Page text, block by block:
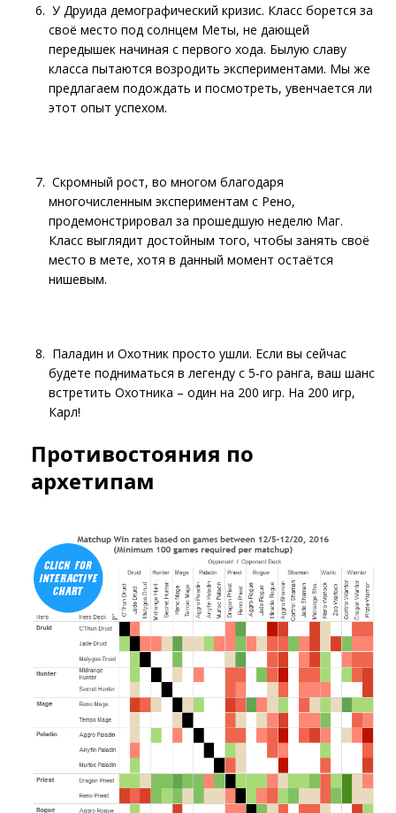
У Друида демографический кризис. Класс борется за
своё место под солнцем Меты, не дающей
передышек начиная с первого хода. Былую славу
класса пытаются возродить экспериментами. Мы же
предлагаем подождать и посмотреть, увенчается ли
этот опыт успехом.
Скромный рост, во многом благодаря
многочисленным экспериментам с Рено,
продемонстрировал за прошедшую неделю Маг.
Класс выглядит достойным того, чтобы занять своё
место в мете, хотя в данный момент остаётся
нишевым.
Паладин и Охотник просто ушли. Если вы сейчас
будете подниматься в легенду с 5-го ранга, ваш шанс
встретить Охотника – один на 200 игр. На 200 игр,
Карл!
Противостояния по
архетипам